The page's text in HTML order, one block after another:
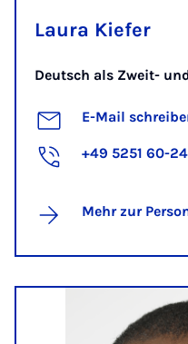
Laura Kiefer
Deutsch als Zweit-
E-Mail
+49 5251 60-
Mehr zur